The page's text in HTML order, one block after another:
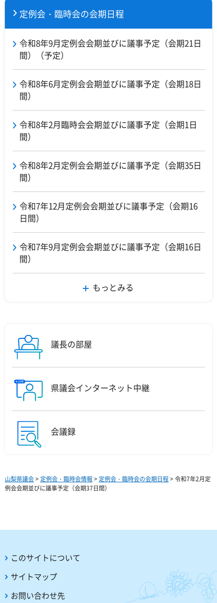
定例会・臨時会の会期日程
令和8年9月定例会会期並びに議事予定（会期21日
間）（予定）
令和8年6月定例会会期並びに議事予定（会期18日
間）
令和8年2月臨時会会期並びに議事予定（会期1日
間）
令和8年2月定例会会期並びに議事予定（会期35日
間）
令和7年12月定例会会期並びに議事予定（会期16
日間）
令和7年9月定例会会期並びに議事予定（会期16日
間）
もっとみる
議長の部屋
県議会インターネット中継
会議録
山梨県議会> 定例会・臨時会情報 > 定例会・臨時会の会期日程> 令和7年2月定
例会会期並びに議事予定（会期37日間）
このサイトについて
サイトマップ
お問い合わせ先